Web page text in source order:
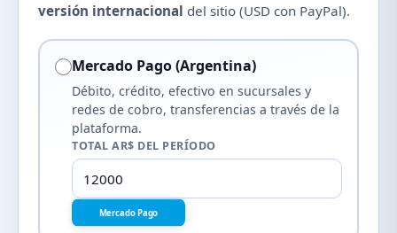
versión internacional del sitio (USD con PayPal).
Mercado Pago (Argentina)
Débito, crédito, efectivo en sucursales y
redes de cobro, transferencias a través de la
plataforma.
TOTAL AR$ DEL PERÍODO
Mercado Pago